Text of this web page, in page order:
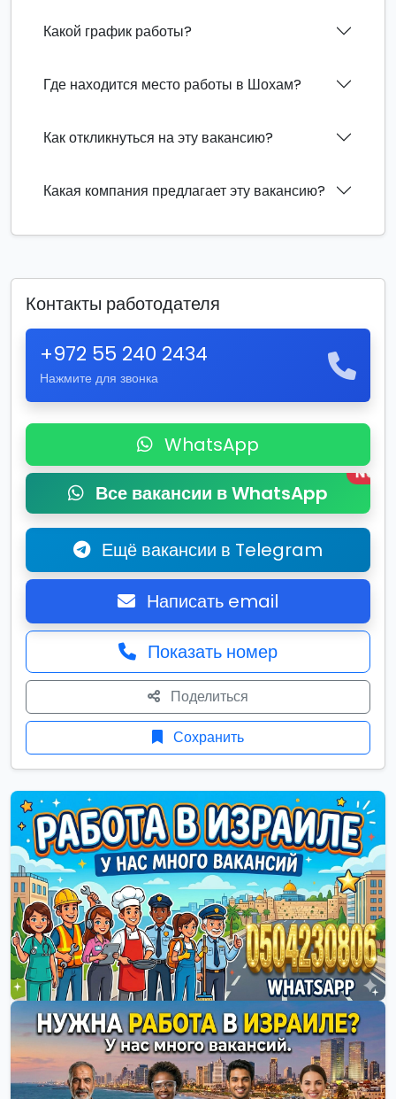
Какой график работы?
Где находится место работы в Шохам?
Как откликнуться на эту вакансию?
Какая компания предлагает эту вакансию?
Контакты работодателя
+972 55 240 2434
Нажмите для звонка
WhatsApp
Все вакансии в WhatsApp
New
Ещё вакансии в Telegram
Написать email
Показать номер
Поделиться
Сохранить